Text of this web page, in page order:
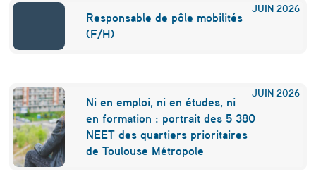
JUIN 2026
Responsable de pôle mobilités
(F/H)
JUIN 2026
Ni en emploi, ni en études, ni
en formation : portrait des 5 380
NEET des quartiers prioritaires
de Toulouse Métropole